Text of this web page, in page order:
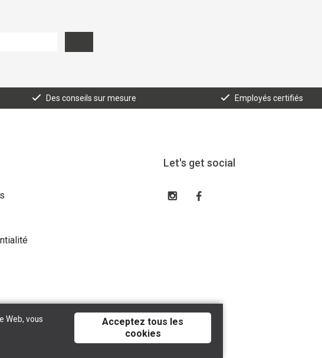
Des conseils sur mesure Employés certifiés
Let's get social
By
Web, vous
Acceptez tous les
cookies